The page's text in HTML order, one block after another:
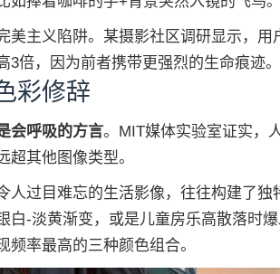
美主义陷阱。某摄影社区调研显示，
3倍，因为前者携带更强烈的生命痕迹。
彩修辞
会呼吸的方言。MIT媒体实验室证实，
超其他图像类型。
人过目难忘的生活影像，往往构建了
白-淡黄渐变，或是儿童房乐高散落时
频率最高的三种颜色组合。